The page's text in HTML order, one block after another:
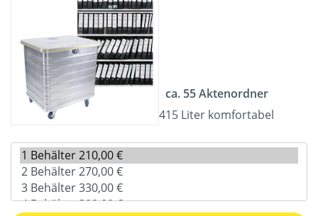
ca. 55 Aktenordner
415 Liter komfortabel